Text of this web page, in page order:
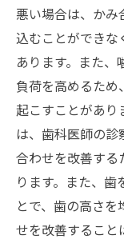
悪い場合は、かみ
込むことができな
あります。また
負荷を高めるた
起こすことがあり
は、歯科医師の診
合わせを改善する
ります。また、
とで、歯の高さ
せを改善すること